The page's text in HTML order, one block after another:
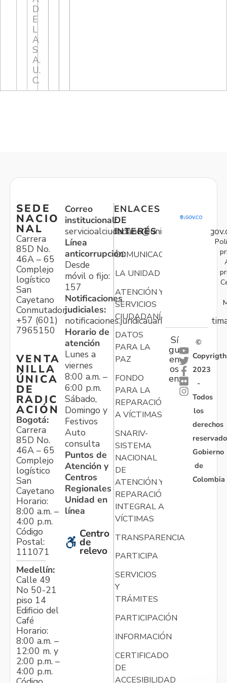
D
E
L
A
S
A.
U.
C.
SEDE
NACIO
NAL
Carrera
85D No.
46A – 65
Complejo
logístico
San
Cayetano
Conmutador:
+57 (601)
7965150
VENTA
NILLA
ÚNICA
DE
RADIC
ACIÓN
Bogotá:
Carrera
85D No.
46A – 65
Complejo
logístico
San
Cayetano
Horario:
8:00 a.m. –
4:00 p.m.
Código
Postal:
111071
Medellín:
Calle 49
No 50-21
piso 14
Edificio del
Café
Horario:
8:00 a.m. –
12:00 m. y
2:00 p.m. –
4:00 p.m.
Correo
institucional:
Línea
anticorrupción:
Desde
móvil o fijo:
157
Notificaciones
judiciales:
Horario de
atención
Lunes a
viernes
8:00 a.m. –
6:00 p.m.
Sábado,
Domingo y
Festivos
Auto
consulta
Puntos de
Atención y
Centros
Regionales
Unidad en
línea
Centro
de
relevo
ENLACES
DE
INTERÉS
COMUNICACIONES
LA UNIDAD
ATENCIÓN Y
SERVICIOS
CIUDADANÍA
DATOS
PARA LA
PAZ
FONDO
PARA LA
REPARACIÓN
A VÍCTIMAS
SNARIV-
SISTEMA
NACIONAL
DE
ATENCIÓN Y
REPARACIÓN
INTEGRAL A
VÍCTIMAS
TRANSPARENCIA
PARTICIPA
SERVICIOS
Y
TRÁMITES
PARTICIPACIÓN
INFORMACIÓN
CERTIFICADO
DE
ACCESIBILIDAD
Sí
gu
en
os
en:
©
Copyrigth
2023
-
Todos
los
derechos
Gobierno
de
Colombia